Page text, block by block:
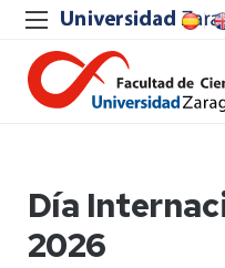
Día
2026